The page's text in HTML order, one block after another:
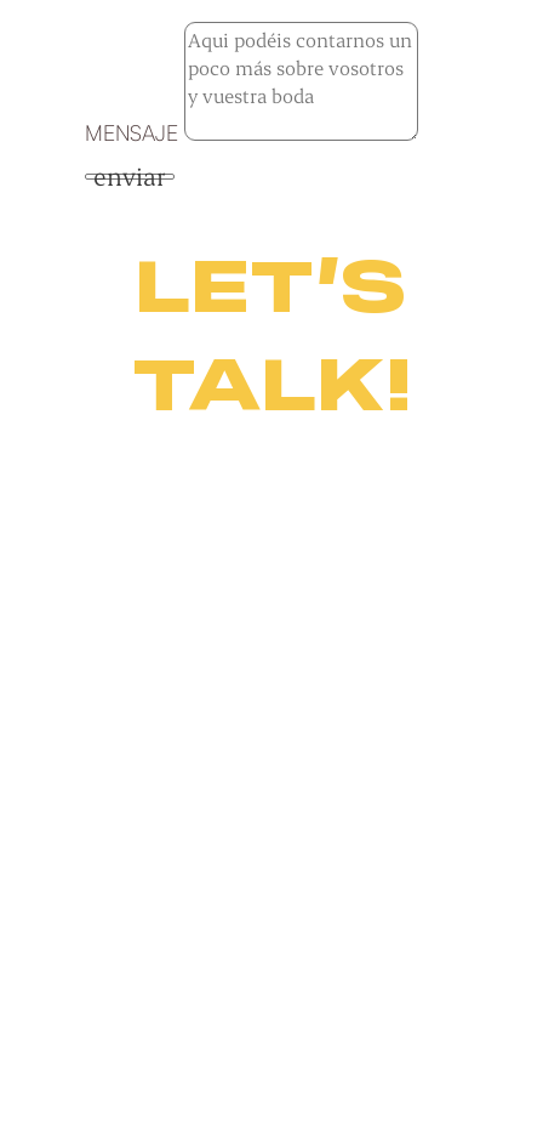
MENSAJE
enviar
LET’S
TALK!